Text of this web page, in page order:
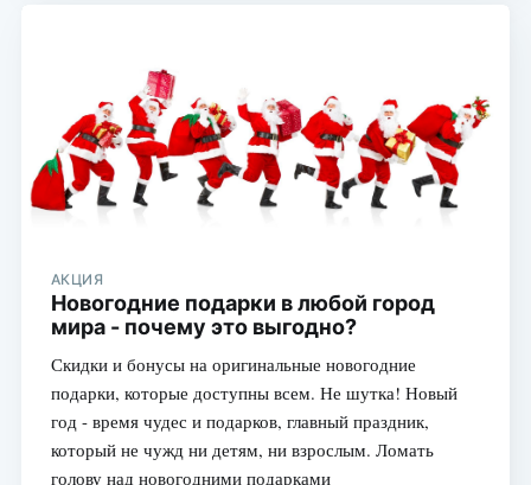
АКЦИЯ
Новогодние подарки в любой город
мира - почему это выгодно?
Скидки и бонусы на оригинальные новогодние
подарки, которые доступны всем. Не шутка! Новый
год - время чудес и подарков, главный праздник,
который не чужд ни детям, ни взрослым. Ломать
голову над новогодними подарками